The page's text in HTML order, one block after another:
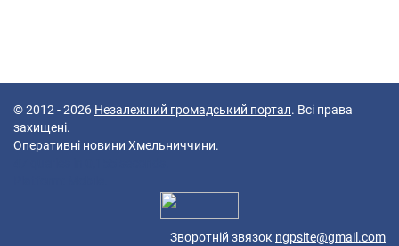
© 2012 - 2026 Незалежний громадський портал. Всі права
захищені.
Оперативні новини Хмельниччини.
Зворотній звязок ngpsite@gmail.com